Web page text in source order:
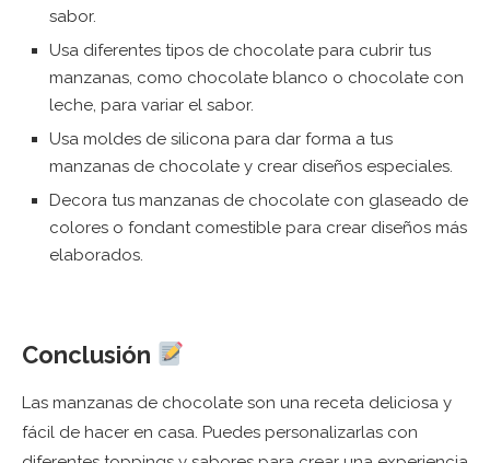
sabor.
Usa diferentes tipos de chocolate para cubrir tus
manzanas, como chocolate blanco o chocolate con
leche, para variar el sabor.
Usa moldes de silicona para dar forma a tus
manzanas de chocolate y crear diseños especiales.
Decora tus manzanas de chocolate con glaseado de
colores o fondant comestible para crear diseños más
elaborados.
Conclusión
Las manzanas de chocolate son una receta deliciosa y
fácil de hacer en casa. Puedes personalizarlas con